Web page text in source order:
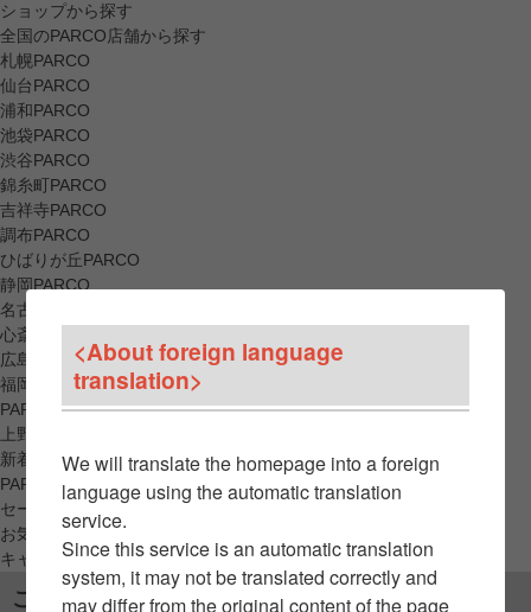
ショップから探す
全国のPARCO店舗から探す
札幌PARCO
仙台PARCO
浦和PARCO
池袋PARCO
渋谷PARCO
錦糸町PARCO
吉祥寺PARCO
調布PARCO
ひばりが丘PARCO
静岡PARCO
名古屋PARCO
心斎橋PARCO
広島PARCO
福岡PARCO
PARCO_ya
上野
新着アイテムから探す
PARCO限定アイテムから探す
セールアイテムから探す
お気に入りから探す
キャンペーン/クーポン対象から探す
ご利用案内
<About foreign language
translation>
We will translate the homepage into a foreign
language using the automatic translation
service.
Since this service is an automatic translation
system, it may not be translated correctly and
may differ from the original content of the page